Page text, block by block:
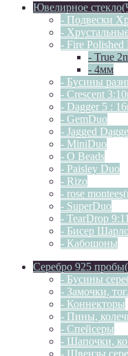
Ювелирное
- Подвески
-
- Fire Polished
- True
- 4мм
- Бусины
- Crescent
- Dagger 5 :
- GemDuo
- Jagged
- MiniDuo
- O Beads
- Paisley Duo
- Rizo
- rose
- SuperDuo
- TearDrop
- Бисер
- Кабошоны
Серебро 925
- Бусины
- Замочки,
- Коннекторы
- Пины,
- Спейсеры
- Шапочки,
- Швензы